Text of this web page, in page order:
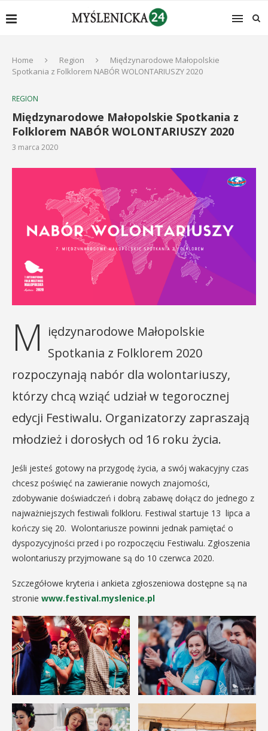
Home Region
Międzynarodowe Małopolskie
Spotkania z Folklorem NABÓR WOLONTARIUSZY 2020
REGION
Międzynarodowe Małopolskie Spotkania z
Folklorem NABÓR WOLONTARIUSZY 2020
3 marca 2020
M iędzynarodowe Małopolskie
Spotkania z Folklorem 2020
rozpoczynają nabór dla wolontariuszy,
którzy chcą wziąć udział w tegorocznej
edycji Festiwalu. Organizatorzy zapraszają
młodzież i dorosłych od 16 roku życia.
Jeśli jesteś gotowy na przygodę życia, a swój wakacyjny czas
chcesz poświęć na zawieranie nowych znajomości,
zdobywanie doświadczeń i dobrą zabawę dołącz do jednego z
najważniejszych festiwali folkloru. Festiwal startuje 13 lipca a
kończy się 20. Wolontariusze powinni jednak pamiętać o
dyspozycyjności przed i po rozpoczęciu Festiwalu. Zgłoszenia
wolontariuszy przyjmowane są do 10 czerwca 2020.
Szczegółowe kryteria i ankieta zgłoszeniowa dostępne są na
stronie www.festival.myslenice.pl